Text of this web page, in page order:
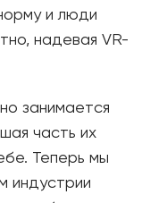
и люди
надевая VR-
занимается
часть их
Теперь мы
индустрии